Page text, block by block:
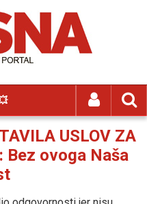
USLOV ZA
Bez ovoga Naša